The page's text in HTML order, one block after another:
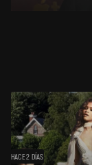
HACE 2 DÍAS